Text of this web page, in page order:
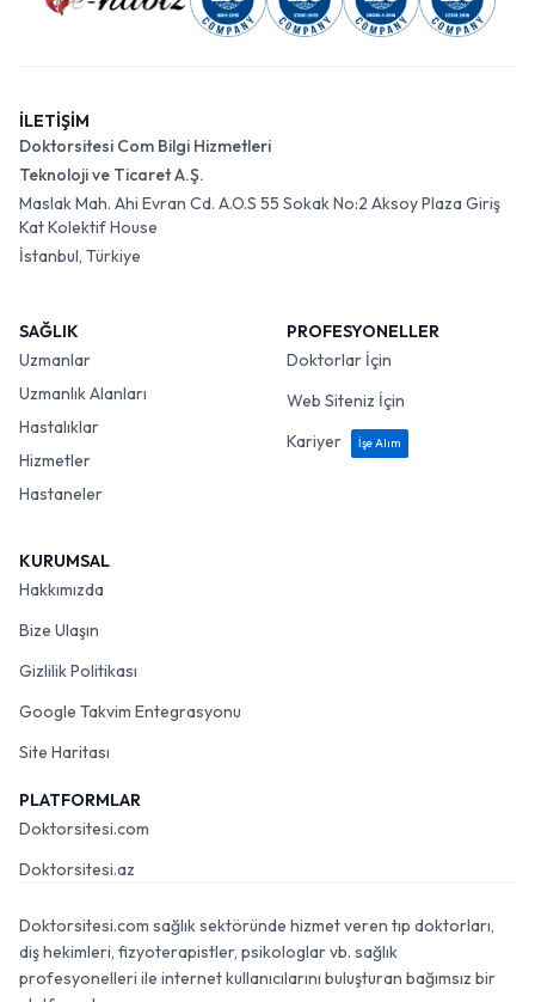
İLETİŞİM
Doktorsitesi Com Bilgi Hizmetleri
Teknoloji ve Ticaret A.Ş.
Maslak Mah. Ahi Evran Cd. A.O.S 55 Sokak No:2 Aksoy Plaza Giriş
Kat Kolektif House
İstanbul, Türkiye
SAĞLIK
Uzmanlar
Uzmanlık Alanları
Hastalıklar
Hizmetler
Hastaneler
PROFESYONELLER
Doktorlar İçin
Web Siteniz İçin
Kariyer
İşe Alım
KURUMSAL
Hakkımızda
Bize Ulaşın
Gizlilik Politikası
Google Takvim Entegrasyonu
Site Haritası
PLATFORMLAR
Doktorsitesi.com
Doktorsitesi.az
Doktorsitesi.com sağlık sektöründe hizmet veren tıp doktorları,
diş hekimleri, fizyoterapistler, psikologlar vb. sağlık
profesyonelleri ile internet kullanıcılarını buluşturan bağımsız bir